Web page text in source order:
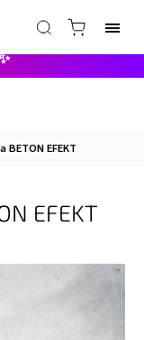
EFEKT
EFEKT